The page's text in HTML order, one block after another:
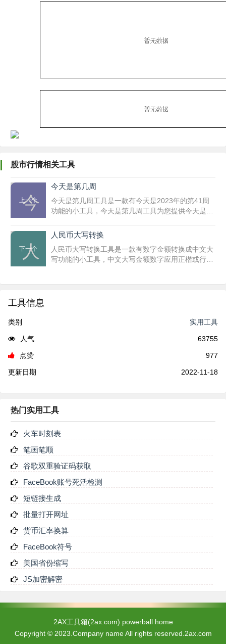
股市行情相关工具
上一个
今
今天是第几周
今天是第几周工具是一款有今天是2023年的第41周
功能的小工具，今天是第几周工具为您提供今天是什
周、星期几。可以查询今天是今年第几周、本月第几
周、今日公历、今日农历、星期几等信息，免去了您
计算的烦恼。
下一个
人
人民币大写转换
人民币大写转换工具是一款有数字金额转换成中文大
写功能的小工具，中文大写金额数字应用正楷或行书
式，使用极其简单；免去在填写报销单、汇款单时不
用繁体字，如贰、陆、亿、万、圆的，也应受理。
(或"正")字。 二、中文大写金额数字前应标明"人民
币"字样的，应加填"人民币"三字。在票据和结算凭证
大写金额栏内不得预印固定的"仟、佰、拾、万、
仟、佰、拾、元、角、分"字样。 四、阿拉伯数字小
写金额数字中有"0"时，中文大写应按照汉语语言规
律、金额数字构成和防止涂改的要求进行书写。
工具信息
类别 实用工具
人气 63755
点赞 977
更新日期 2022-11-18
热门实用工具
火车时刻表
笔画笔顺
谷歌双重验证码获取
FaceBook账号死活检测
短链接生成
批量打开网址
货币汇率换算
FaceBook符号
美国省份缩写
JS加密解密
2AX工具箱(2ax.com) powerball home
Copyright © 2023.Company name All rights reserved.2ax.com